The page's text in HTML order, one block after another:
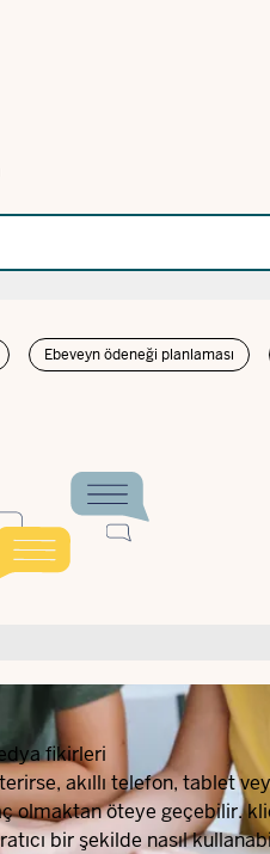
Ebeveyn ödeneği planlaması
fikirleri
akıllı telefon, tablet
olmaktan öteye geçebilir.
bir şekilde nasıl